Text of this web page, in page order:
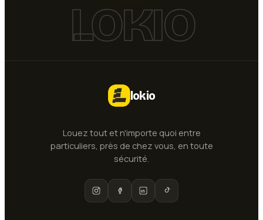
LOKIO
lokio
Louez tout et n'importe quoi entre
particuliers, près de chez vous, en toute
sécurité.